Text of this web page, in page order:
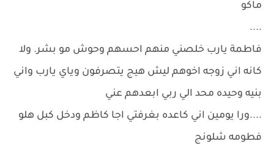
ماكو
....
فاطمة يارب خلصني منهم احسهم وحوش مو بشر. ولا
كانه اني زوجه اخوهم ليش هيج يتصرفون وياي يارب واني
بنيه وحيده محد الي ربي ابعدهم عني
....ورا يومين اني كاعده بغرفتي اجا كاظم ودخل كبل هلو
فطومه شلونج